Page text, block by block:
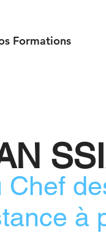
Formations
Chef
à